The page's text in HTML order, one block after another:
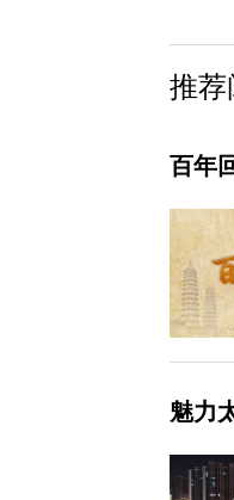
推荐
百年
魅力